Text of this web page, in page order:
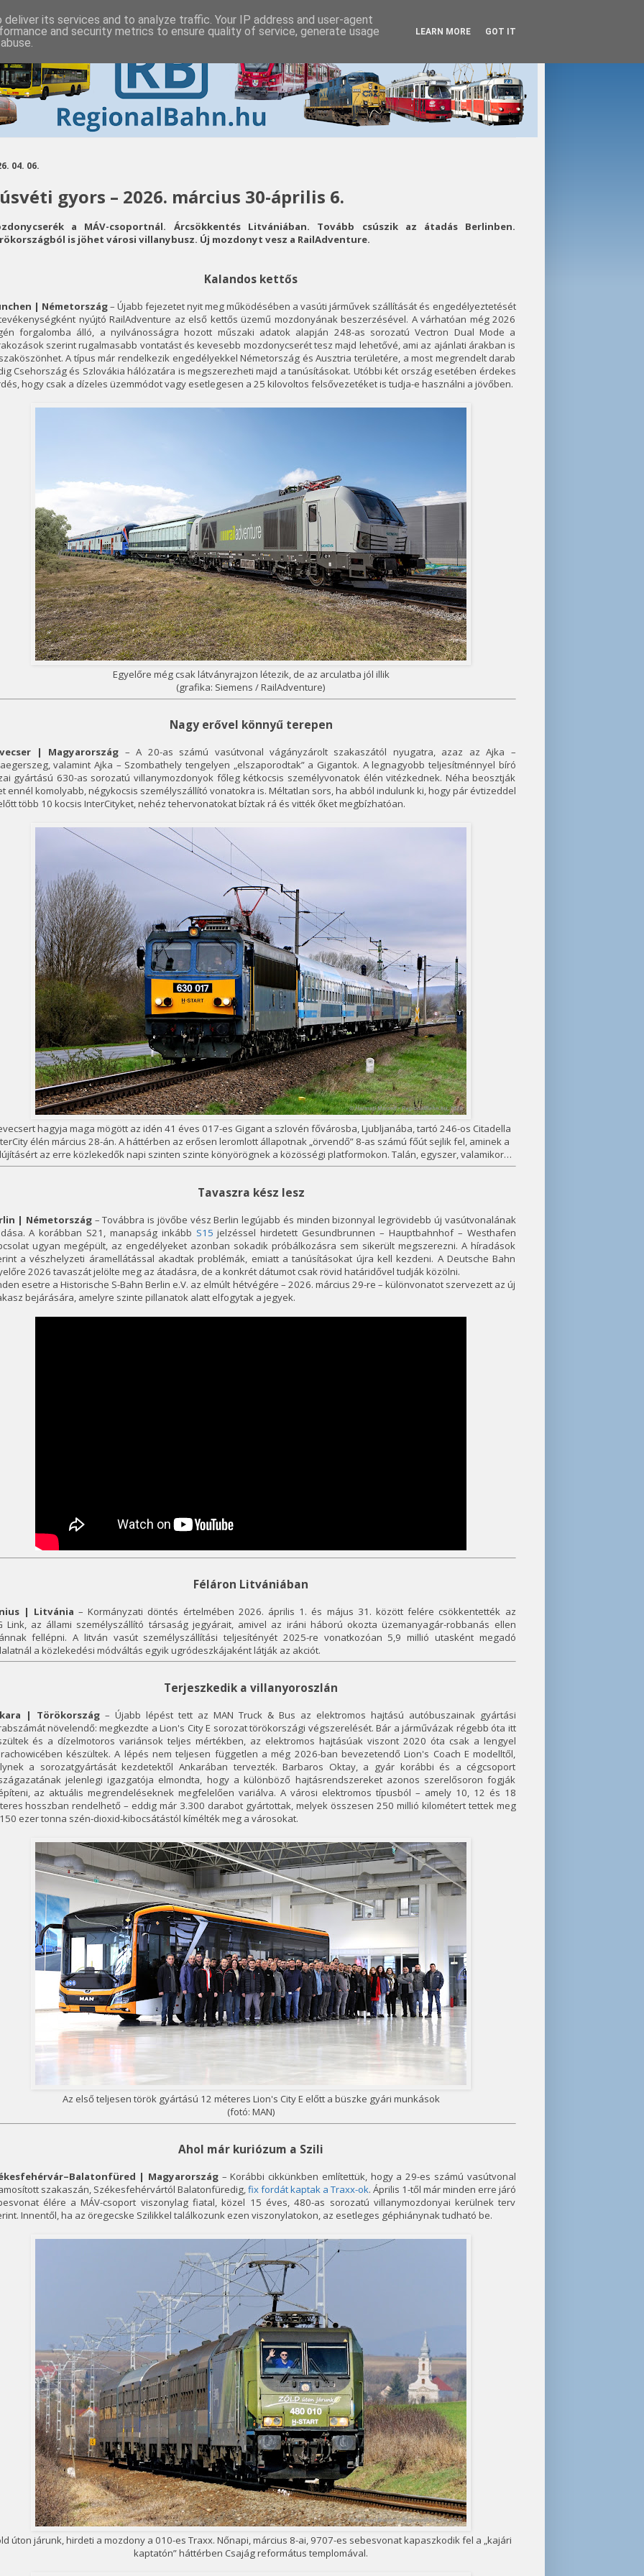
04. 06.
gyors – 2026. március 30-április 6.
a MÁV-csoportnál. Árcsökkentés Litvániában. Tovább csúszik az átadás Berlinben.
is jöhet városi villanybusz. Új mozdonyt vesz a RailAdventure.
Kalandos kettős
| Németország– Újabb fejezetet nyit meg működésében a vasúti járművek szállítását és engedélyeztetését
nyújtó RailAdventure az első kettős üzemű mozdonyának beszerzésével. A várhatóan még 2026
forgalomba álló, a nyilvánosságra hozott műszaki adatok alapján 248-as sorozatú Vectron Dual Mode a
szerint rugalmasabb vontatást és kevesebb mozdonycserét tesz majd lehetővé, ami az ajánlati árakban is
A típus már rendelkezik engedélyekkel Németország és Ausztria területére, a most megrendelt darab
Csehország és Szlovákia hálózatára is megszerezheti majd a tanúsításokat. Utóbbi két ország esetében érdekes
hogy csak a dízeles üzemmódot vagy esetlegesen a 25 kilovoltos felsővezetéket is tudja-e használni a jövőben.
Egyelőre még csak látványrajzon létezik, de az arculatba jól illik
(grafika: Siemens / RailAdventure)
Nagy erővel könnyű terepen
| Magyarország – A 20-as számú vasútvonal vágányzárolt szakaszától nyugatra, azaz az Ajka –
valamint Ajka – Szombathely tengelyen „elszaporodtak” a Gigantok. A legnagyobb teljesítménnyel bíró
gyártású 630-as sorozatú villanymozdonyok főleg kétkocsis személyvonatok élén vitézkednek. Néha beosztják
ennél komolyabb, négykocsis személyszállító vonatokra is. Méltatlan sors, ha abból indulunk ki, hogy pár évtizeddel
több 10 kocsis InterCityket, nehéz tehervonatokat bíztak rá és vitték őket megbízhatóan.
hagyja maga mögött az idén 41 éves 017-es Gigant a szlovén fővárosba, Ljubljanába, tartó 246-os Citadella
élén március 28-án. A háttérben az erősen leromlott állapotnak „örvendő” 8-as számú főút sejlik fel, aminek a
az erre közlekedők napi szinten szinte könyörögnek a közösségi platformokon. Talán, egyszer, valamikor…
Tavaszra kész lesz
| Németország– Továbbra is jövőbe vész Berlin legújabb és minden bizonnyal legrövidebb új vasútvonalának
A korábban S21, manapság inkább S15 jelzéssel hirdetett Gesundbrunnen – Hauptbahnhof – Westhafen
ugyan megépült, az engedélyeket azonban sokadik próbálkozásra sem sikerült megszerezni. A híradások
a vészhelyzeti áramellátással akadtak problémák, emiatt a tanúsításokat újra kell kezdeni. A Deutsche Bahn
2026 tavaszát jelölte meg az átadásra, de a konkrét dátumot csak rövid határidővel tudják közölni.
esetre a Historische S-Bahn Berlin e.V. az elmúlt hétvégére – 2026. március 29-re – különvonatot szervezett az új
bejárására, amelyre szinte pillanatok alatt elfogytak a jegyek.
Féláron Litvániában
| Litvánia – Kormányzati döntés értelmében 2026. április 1. és május 31. között felére csökkentették az
Link, az állami személyszállító társaság jegyárait, amivel az iráni háború okozta üzemanyagár-robbanás ellen
fellépni. A litván vasút személyszállítási teljesítényét 2025-re vonatkozóan 5,9 millió utasként megadó
a közlekedési módváltás egyik ugródeszkájaként látják az akciót.
Terjeszkedik a villanyoroszlán
| Törökország– Újabb lépést tett az MAN Truck & Bus az elektromos hajtású autóbuszainak gyártási
növelendő: megkezdte a Lion's City E sorozat törökországi végszerelését. Bár a járművázak régebb óta itt
és a dízelmotoros variánsok teljes mértékben, az elektromos hajtásúak viszont 2020 óta csak a lengyel
készültek. A lépés nem teljesen független a még 2026-ban bevezetendő Lion's Coach E modelltől,
a sorozatgyártását kezdetektől Ankarában tervezték. Barbaros Oktay, a gyár korábbi és a cégcsoport
jelenlegi igazgatója elmondta, hogy a különböző hajtásrendszereket azonos szerelősoron fogják
az aktuális megrendeléseknek megfelelően variálva. A városi elektromos típusból – amely 10, 12 és 18
hosszban rendelhető – eddig már 3.300 darabot gyártottak, melyek összesen 250 millió kilométert tettek meg
ezer tonna szén-dioxid-kibocsátástól kímélték meg a városokat.
Az első teljesen török gyártású 12 méteres Lion's City E előtt a büszke gyári munkások
(fotó: MAN)
Ahol már kuriózum a Szili
| Magyarország– Korábbi cikkünkben említettük, hogy a 29-es számú vasútvonal
szakaszán, Székesfehérvártól Balatonfüredig,fix fordát kaptak a Traxx-ok. Április 1-től már minden erre járó
élére a MÁV-csoport viszonylag fiatal, közel 15 éves, 480-as sorozatú villanymozdonyai kerülnek terv
Innentől, ha az öregecske Szilikkel találkozunk ezen viszonylatokon, az esetleges géphiánynak tudható be.
úton járunk, hirdeti a mozdony a 010-es Traxx. Nőnapi, március 8-ai, 9707-es sebesvonat kapaszkodik fel a „kajári
kaptatón” háttérben Csajág református templomával.
its services and to analyze traffic. Your IP address and user-agent
and security metrics to ensure quality of service, generate usage
LEARN MORE GOT IT